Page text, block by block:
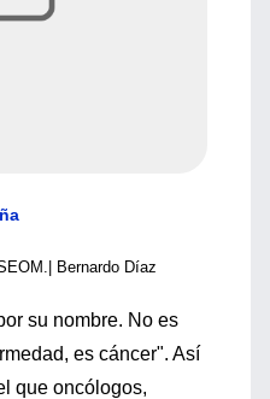
Bernardo Díaz
su nombre. No es
es cáncer". Así
que oncólogos,